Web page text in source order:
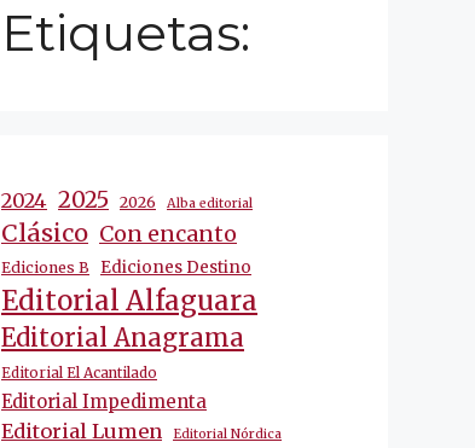
Etiquetas:
2024 2025 2026 Alba editorial
Clásico Con encanto
Ediciones B Ediciones Destino
Editorial Alfaguara
Editorial Anagrama
Editorial El Acantilado
Editorial Impedimenta
Editorial Lumen Editorial Nórdica